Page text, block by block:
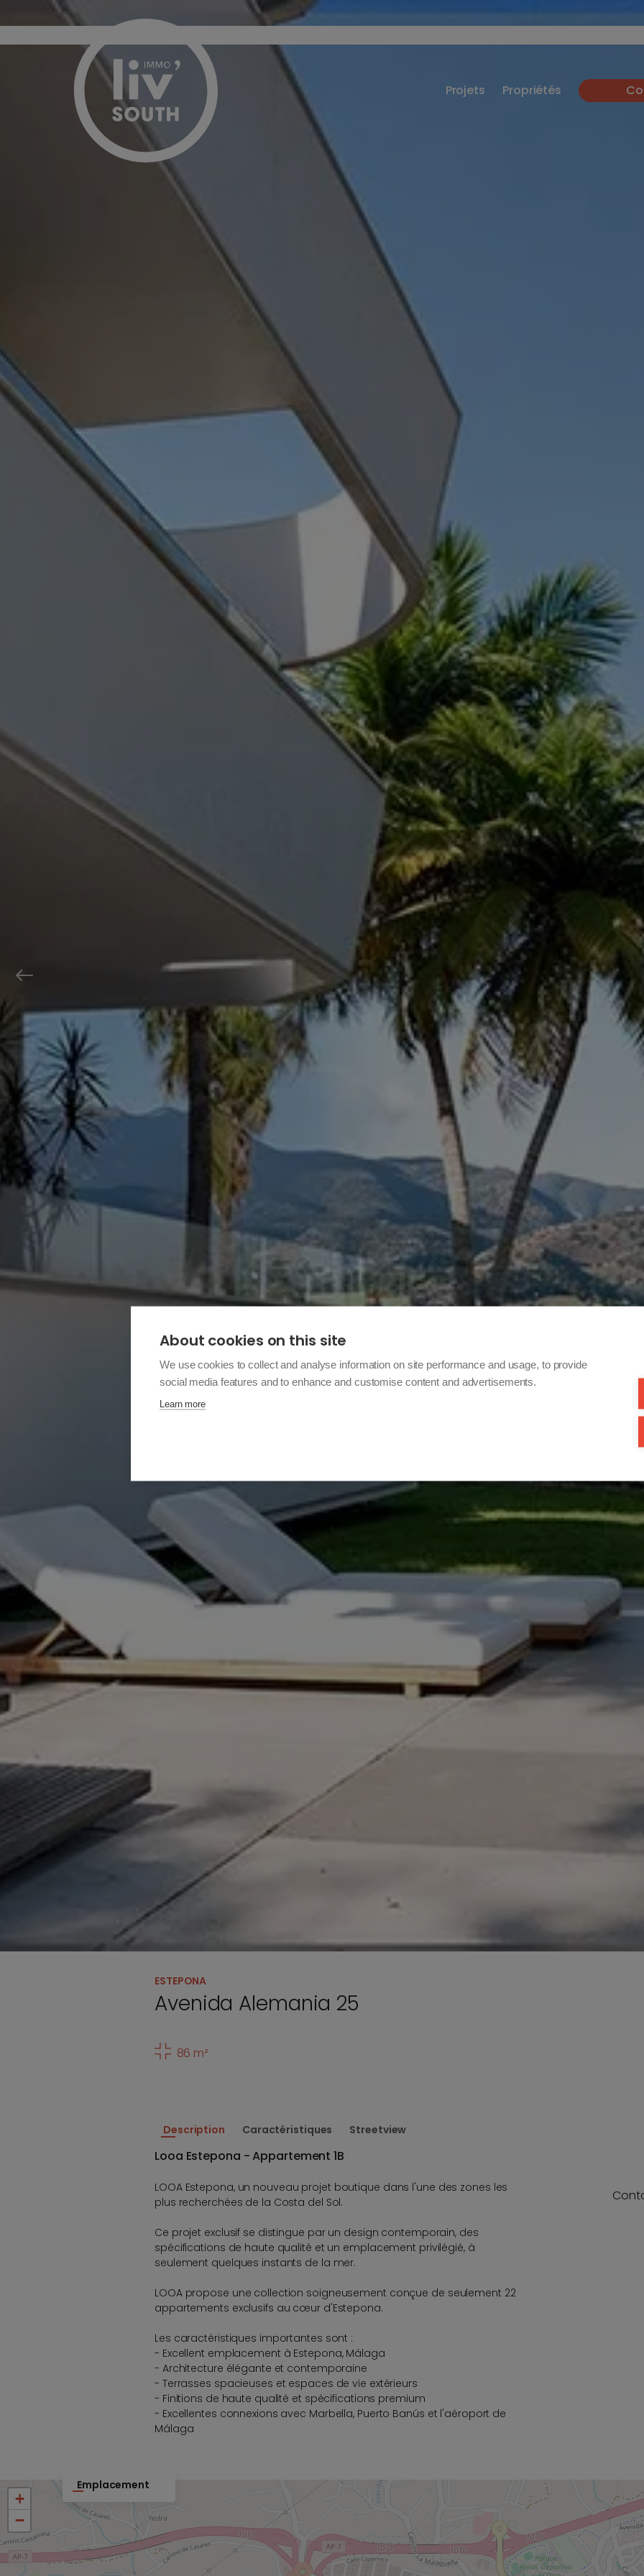
Passer le menu et aller au contenu
Projets Propriétés
ESTEPONA
Avenida Alemania 25
86 m²
Description Caractéristiques Streetview
Looa Estepona - Appartement 1B
LOOA Estepona, un nouveau projet boutique dans l'une des zones les
plus recherchées de la Costa del Sol.
Ce projet exclusif se distingue par un design contemporain, des
spécifications de haute qualité et un emplacement privilégié, à
seulement quelques instants de la mer.
LOOA propose une collection soigneusement conçue de seulement 22
appartements exclusifs au cœur d'Estepona.
Les caractéristiques importantes sont :
- Excellent emplacement à Estepona, Málaga
- Architecture élégante et contemporaine
- Terrasses spacieuses et espaces de vie extérieurs
- Finitions de haute qualité et spécifications premium
- Excellentes connexions avec Marbella, Puerto Banús et l'aéroport de
Málaga
Emplacement
+
−
About cookies on this site
We use cookies to collect and analyse information on site performance and usage, to provide
social media features and to enhance and customise content and advertisements.
Learn more